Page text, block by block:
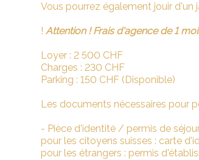
Vous pourrez également jouir d'un
! Attention ! Frais d'agence de 1
Loyer : 2 500 CHF
Charges : 230 CHF
Parking : 150 CHF (Disponible)
Les documents nécessaires pour
- Pièce d'identité / permis de
pour les citoyens suisses : carte
pour les étrangers : permis